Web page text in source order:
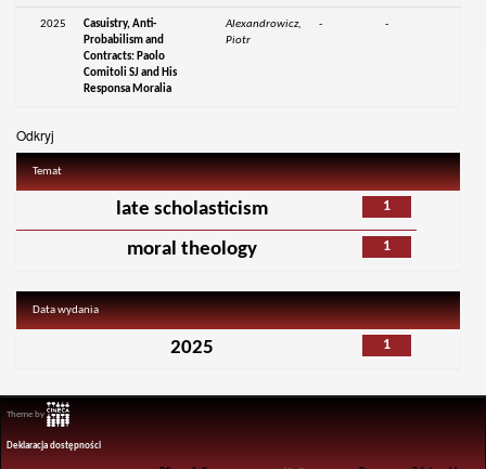
2025
Casuistry, Anti-
Probabilism and
Contracts: Paolo
Comitoli SJ and His
Responsa Moralia
Alexandrowicz,
Piotr
- -
Odkryj
Temat
1
late scholasticism
1
moral theology
Data wydania
1
2025
Theme by
Deklaracja dostępności